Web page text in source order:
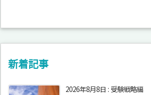
新着記事
2026年8月8日 : 受験戦略編